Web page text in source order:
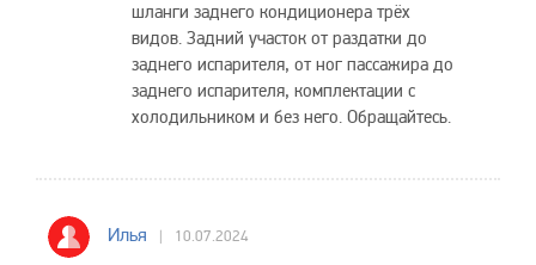
шланги заднего кондиционера трёх
видов. Задний участок от раздатки до
заднего испарителя, от ног пассажира до
заднего испарителя, комплектации с
холодильником и без него. Обращайтесь.
Илья 10.07.2024